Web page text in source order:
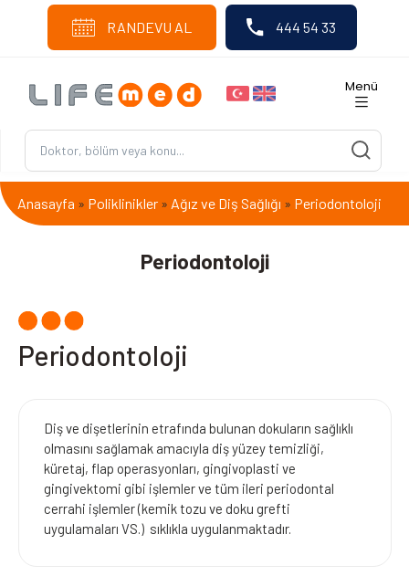
RANDEVU AL 444 54 33
Menü
Periodontoloji
Anasayfa » Poliklinikler» Ağız ve Diş Sağlığı » Periodontoloji
Periodontoloji
Diş ve dişetlerinin etrafında bulunan dokuların sağlıklı
olmasını sağlamak amacıyla diş yüzey temizliği,
küretaj, flap operasyonları, gingivoplasti ve
gingivektomi gibi işlemler ve tüm ileri periodontal
cerrahi işlemler (kemik tozu ve doku grefti
uygulamaları VS.) sıklıkla uygulanmaktadır.